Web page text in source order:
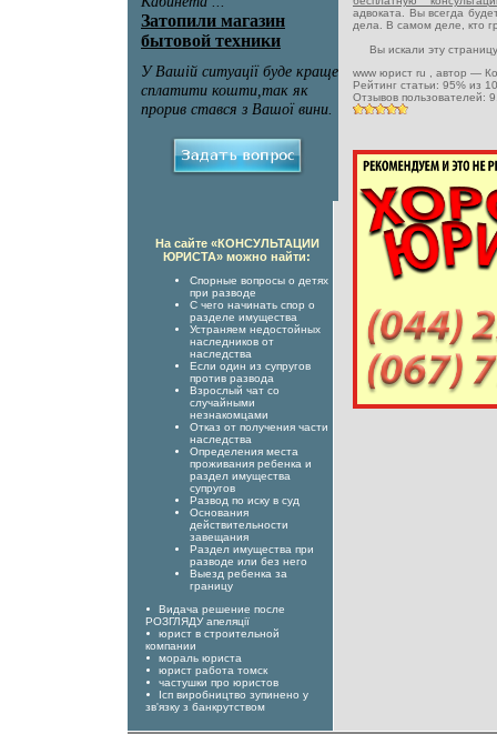
адвоката. Вы всегда
дела. В самом деле, кто
Вы искали эту
www юрист ru
, автор —
Рейтинг статьи: 95% из
Отзывов пользователей: 9
На сайте «КОНСУЛЬТАЦИИ
ЮРИСТА» можно найти:
Спорные вопросы о детях
при разводе
С чего начинать спор о
разделе имущества
Устраняем недостойных
наследников от
наследства
Если один из супругов
против развода
Взрослый чат со
случайными
незнакомцами
Отказ от получения части
наследства
Определения места
проживания ребенка и
раздел имущества
супругов
Развод по иску в суд
Основания
действительности
завещания
Раздел имущества при
разводе или без него
Выезд ребенка за
границу
Видача решение после
РОЗГЛЯДУ апеляції
юрист в строительной
компании
мораль юриста
юрист работа томск
частушки про юристов
Ісп виробництво зупинено у
зв'язку з банкрутством